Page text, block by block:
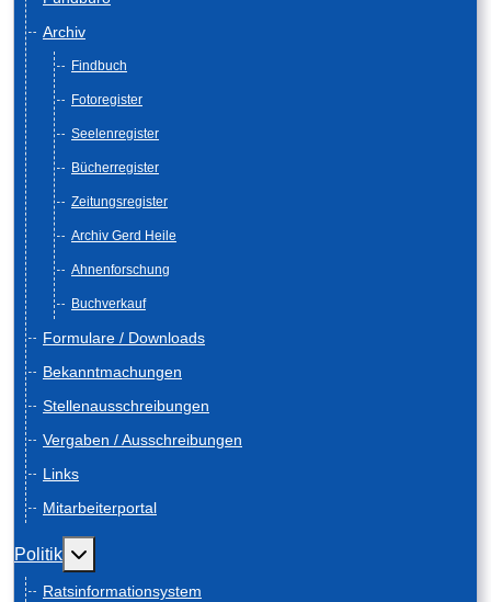
Archiv
Findbuch
Fotoregister
Seelenregister
Bücherregister
Zeitungsregister
Archiv Gerd Heile
Ahnenforschung
Buchverkauf
Formulare / Downloads
Bekanntmachungen
Stellenausschreibungen
Vergaben / Ausschreibungen
Links
Mitarbeiterportal
Politik Weitere Informationen: Politik
Ratsinformationsystem